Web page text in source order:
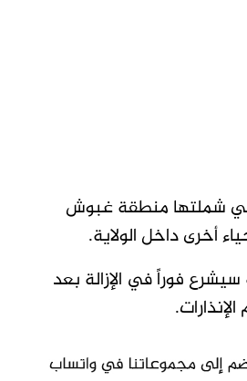
شملتها منطقة غبوش
أخرى داخل الولاية.
فوراً في الإزالة بعد